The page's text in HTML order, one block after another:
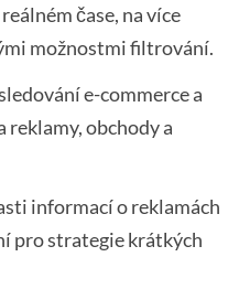
čase, na více
možnostmi filtrování.
e-commerce a
reklamy, obchody a
informací o reklamách
pro strategie krátkých